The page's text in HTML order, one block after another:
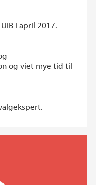
i april 2017.
og viet mye tid til